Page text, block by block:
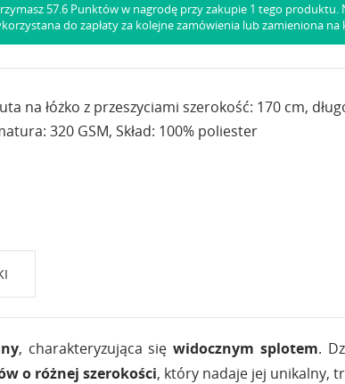
57.6 Punktów w nagrodę przy zakupie 1 tego produktu.
do zapłaty za kolejne zamówienia lub zamieniona
na łóżko z przeszyciami szerokość: 170 cm,
320 GSM, Skład: 100% poliester
, charakteryzująca sięwidocznym splotem.
o różnej szerokości, który nadaje jej unikalny,